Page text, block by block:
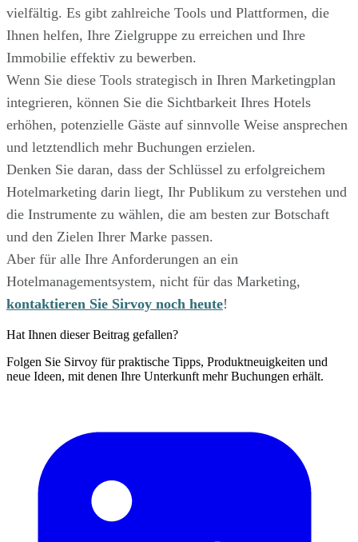
vielfältig. Es gibt zahlreiche Tools und Plattformen, die
Ihnen helfen, Ihre Zielgruppe zu erreichen und Ihre
Immobilie effektiv zu bewerben.
Wenn Sie diese Tools strategisch in Ihren Marketingplan
integrieren, können Sie die Sichtbarkeit Ihres Hotels
erhöhen, potenzielle Gäste auf sinnvolle Weise ansprechen
und letztendlich mehr Buchungen erzielen.
Denken Sie daran, dass der Schlüssel zu erfolgreichem
Hotelmarketing darin liegt, Ihr Publikum zu verstehen und
die Instrumente zu wählen, die am besten zur Botschaft
und den Zielen Ihrer Marke passen.
Aber für alle Ihre Anforderungen an ein
Hotelmanagementsystem, nicht für das Marketing,
kontaktieren Sie Sirvoy noch heute!
Hat Ihnen dieser Beitrag gefallen?
Folgen Sie Sirvoy für praktische Tipps, Produktneuigkeiten und
neue Ideen, mit denen Ihre Unterkunft mehr Buchungen erhält.